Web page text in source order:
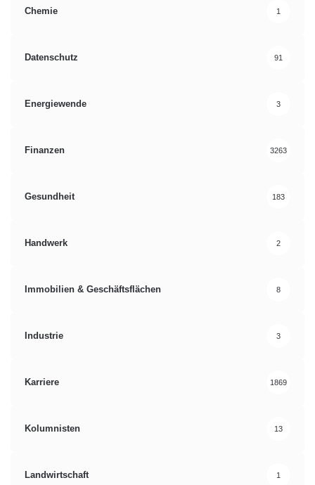
Chemie 1
Datenschutz 91
Energiewende 3
Finanzen 3263
Gesundheit 183
Handwerk 2
Immobilien & Geschäftsflächen 8
Industrie 3
Karriere 1869
Kolumnisten 13
Landwirtschaft 1